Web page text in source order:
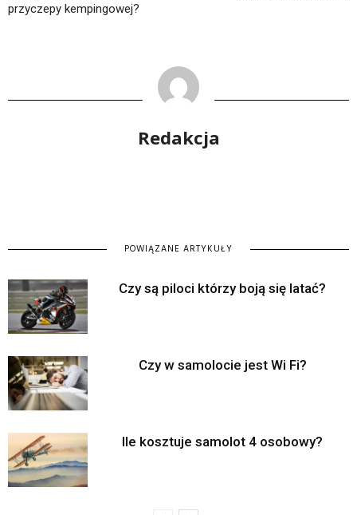
przyczepy kempingowej?
Redakcja
POWIĄZANE ARTYKUŁY
Czy są piloci którzy boją się latać?
Czy w samolocie jest Wi Fi?
Ile kosztuje samolot 4 osobowy?